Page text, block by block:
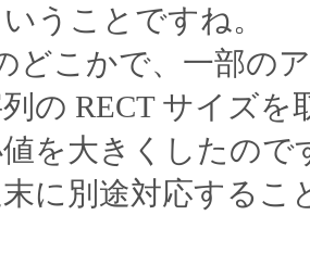
いうことですね。
どこかで、一部の
の RECT サイズ
を大きくしたので
に別途対応するこ